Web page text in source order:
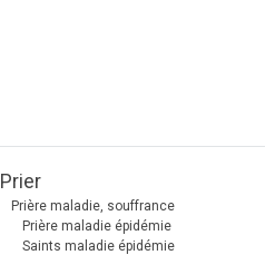
Prier
Prière maladie, souffrance
Prière maladie épidémie
Saints maladie épidémie